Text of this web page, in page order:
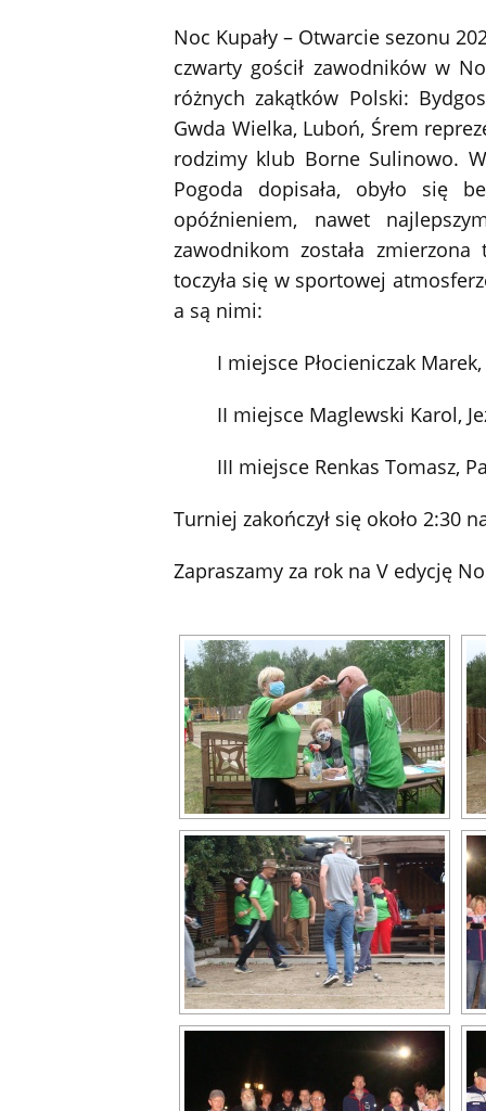
Noc Kupały – Otwarcie sezonu
czwarty gościł zawodników w
różnych zakątków Polski:
Gwda Wielka, Luboń, Śrem
rodzimy klub Borne Sulinowo.
Pogoda dopisała, obyło się
opóźnieniem, nawet
zawodnikom została
toczyła się w sportowej
a są nimi:
I miejsce Płocieniczak
II miejsce Maglewski Karol,
III miejsce Renkas Tomasz,
Turniej zakończył się około 2:30
Zapraszamy za rok na V edycję